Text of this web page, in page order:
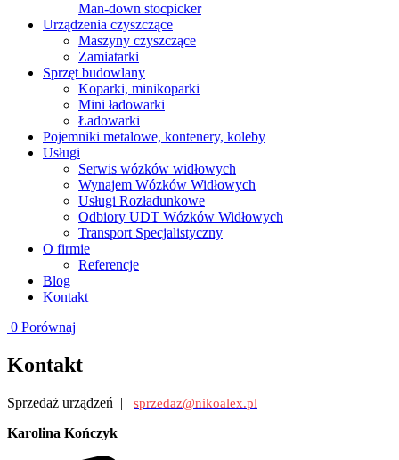
Man-down stocpicker
Urządzenia czyszczące
Maszyny czyszczące
Zamiatarki
Sprzęt budowlany
Koparki, minikoparki
Mini ładowarki
Ładowarki
Pojemniki metalowe, kontenery, koleby
Usługi
Serwis wózków widłowych
Wynajem Wózków Widłowych
Usługi Rozładunkowe
Odbiory UDT Wózków Widłowych
Transport Specjalistyczny
O firmie
Referencje
Blog
Kontakt
0 Porównaj
Kontakt
Sprzedaż urządzeń | sprzedaz@nikoalex.pl
Karolina Kończyk